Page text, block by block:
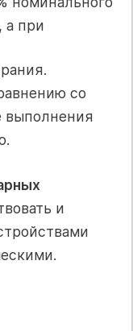
а при
со
выполнения
и